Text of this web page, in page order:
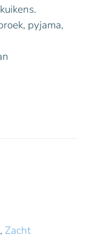
pyjama,
, Zacht